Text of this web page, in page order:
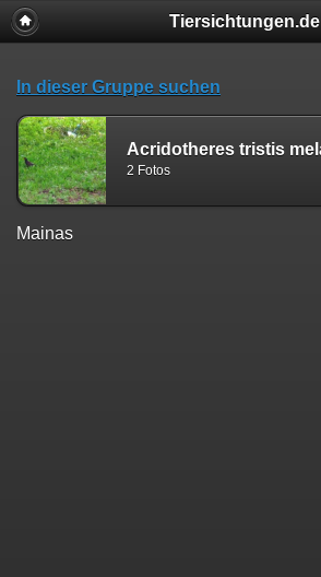
Tiersichtungen.de
In dieser Gruppe suchen
2 Fotos
Mainas